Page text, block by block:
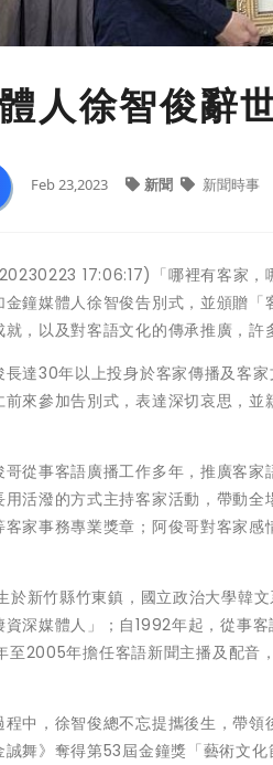
人徐智俊辭
Feb 23,2023 新聞 新聞時事
17:06:17)「哪裡有客家，
鐘媒體人徐智俊告別式，並頒贈
，以及對客語文化的傳承推廣，許
長達30年以上投身於客家傳播及客
前來參加告別式，表達深切哀思，
從事客語廣播工作多年，推廣客
活潑的方式主持客家活動，帶動
客家事務專業獎章；阿俊哥對客家
於新竹縣竹東鎮，國立政治大學韓
深媒體人」；自1992年起，從事
至2005年擔任客語新聞主播及配音
中，徐智俊總不忘提攜後生，帶
誠舞》奪得第53屆金鐘獎「藝術文